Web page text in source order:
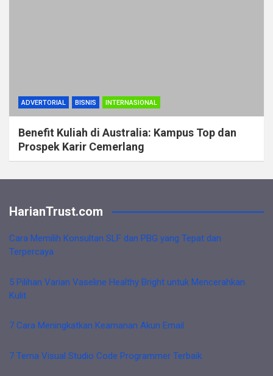
ADVERTORIAL BISNIS INTERNASIONAL
Benefit Kuliah di Australia: Kampus Top dan
Prospek Karir Cemerlang
HarianTrust.com
Cara Memilih Konsultan SLF dan PBG yang Tepat dan
Terpercaya
5 Pilihan Varian Vaseline Healthy Bright untuk Mencerahkan
Kulit
7 Cara Meningkatkan Keamanan Akun Email
7 Tema Visual Studio Code Programmer Terbaik